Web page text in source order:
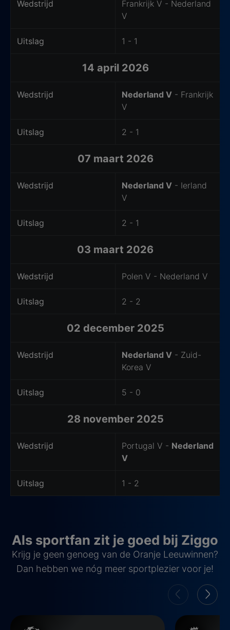
Wedstrijd
Frankrijk V - Nederland
V
Uitslag 1 - 1
14 april 2026
Wedstrijd Nederland V - Frankrijk
V
Uitslag 2 - 1
07 maart 2026
Wedstrijd Nederland V - Ierland
V
Uitslag 2 - 1
03 maart 2026
Wedstrijd Polen V - Nederland V
Uitslag 2 - 2
02 december 2025
Wedstrijd Nederland V - Zuid-
Korea V
Uitslag 5 - 0
28 november 2025
Wedstrijd Portugal V - Nederland
V
Uitslag 1 - 2
Als sportfan zit je goed bij Ziggo
Krijg je geen genoeg van de Oranje Leeuwinnen?
Dan hebben we nóg meer sportplezier voor je!
Premier